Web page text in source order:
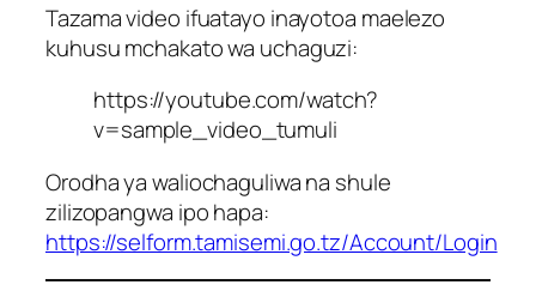
Tazama video ifuatayo inayotoa maelezo
kuhusu mchakato wa uchaguzi:
https://youtube.com/watch?
v=sample_video_tumuli
Orodha ya waliochaguliwa na shule
zilizopangwa ipo hapa:
https://selform.tamisemi.go.tz/Account/Login